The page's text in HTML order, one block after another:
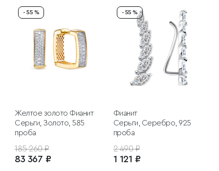
- 55 %
Желтое золото Фианит
Серьги, Золото, 585
проба
185 260 ₽
83 367 ₽
- 55 %
Фианит
Серьги, Серебро, 925
проба
2 490 ₽
1 121 ₽